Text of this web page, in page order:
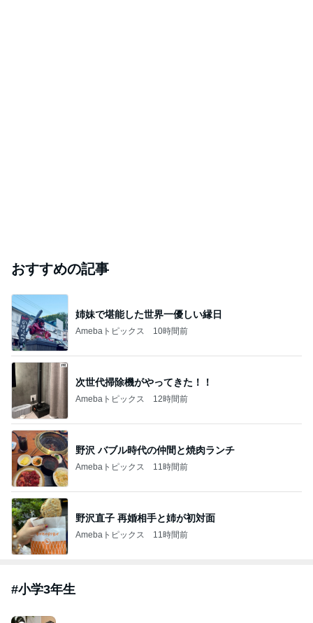
おすすめの記事
姉妹で堪能した世界一優しい縁日
Amebaトピックス 10時間前
次世代掃除機がやってきた！！
Amebaトピックス 12時間前
野沢 バブル時代の仲間と焼肉ランチ
Amebaトピックス 11時間前
野沢直子 再婚相手と姉が初対面
Amebaトピックス 11時間前
#小学3年生